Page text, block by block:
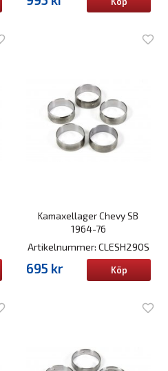
Kamaxellager Chevy SB
1964-76
Artikelnummer: CLESH290S
695 kr Köp